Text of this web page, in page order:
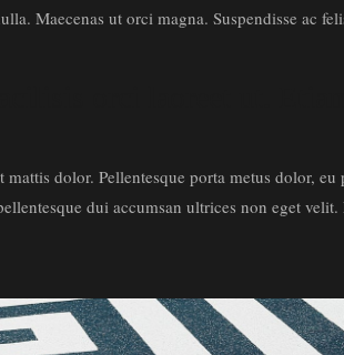
Maecenas ut orci magna. Suspendisse ac
dolor. Pellentesque porta metus dolor,
dui accumsan ultrices non eget